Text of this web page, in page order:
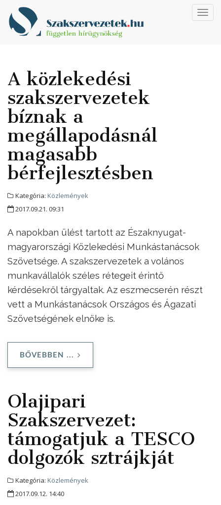
A közlekedési
szakszervezetek
bíznak a
megállapodásnál
magasabb
bérfejlesztésben
Kategória: Közlemények
2017.09.21. 09:31
A napokban ülést tartott az Északnyugat-
magyarországi Közlekedési Munkástanácsok
Szövetsége. A szakszervezetek a volános
munkavállalók széles rétegeit érintő
kérdésekről tárgyaltak. Az eszmecserén részt
vett a Munkástanácsok Országos és Ágazati
Szövetségének elnöke is.
BŐVEBBEN ...
Olajipari
Szakszervezet:
támogatjuk a TESCO
dolgozók sztrájkját
Kategória: Közlemények
2017.09.12. 14:40